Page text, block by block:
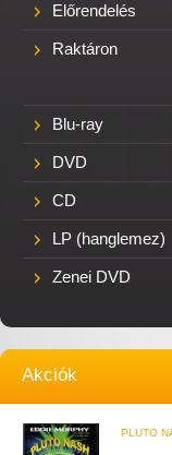
Előrendelés
Raktáron
Blu-ray
DVD
CD
LP (hanglemez)
Zenei DVD
Akciók
PLUTO